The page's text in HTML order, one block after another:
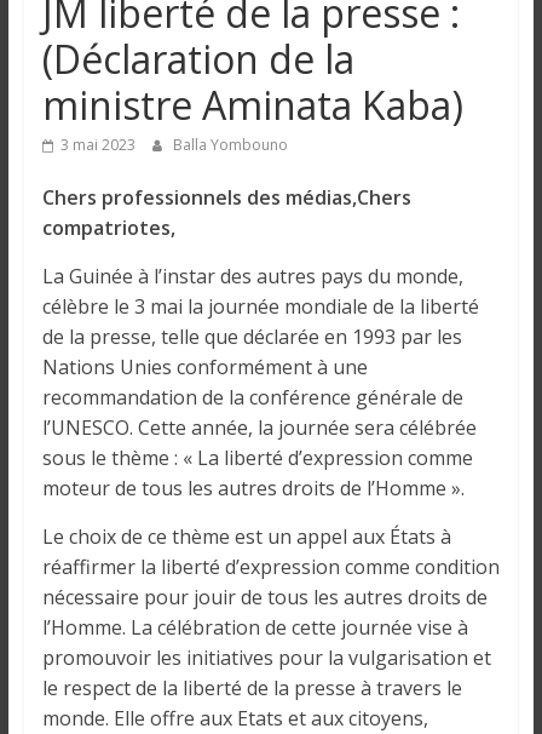
n
g
u
e
JM liberté de la presse :
(Déclaration de la
ministre Aminata Kaba)
3 mai 2023 Balla Yombouno
Chers professionnels des médias,Chers
compatriotes,
La Guinée à l’instar des autres pays du monde,
célèbre le 3 mai la journée mondiale de la liberté
de la presse, telle que déclarée en 1993 par les
Nations Unies conformément à une
recommandation de la conférence générale de
l’UNESCO. Cette année, la journée sera célébrée
sous le thème : « La liberté d’expression comme
moteur de tous les autres droits de l’Homme ».
Le choix de ce thème est un appel aux États à
réaffirmer la liberté d’expression comme condition
nécessaire pour jouir de tous les autres droits de
l’Homme. La célébration de cette journée vise à
promouvoir les initiatives pour la vulgarisation et
le respect de la liberté de la presse à travers le
monde. Elle offre aux Etats et aux citoyens,